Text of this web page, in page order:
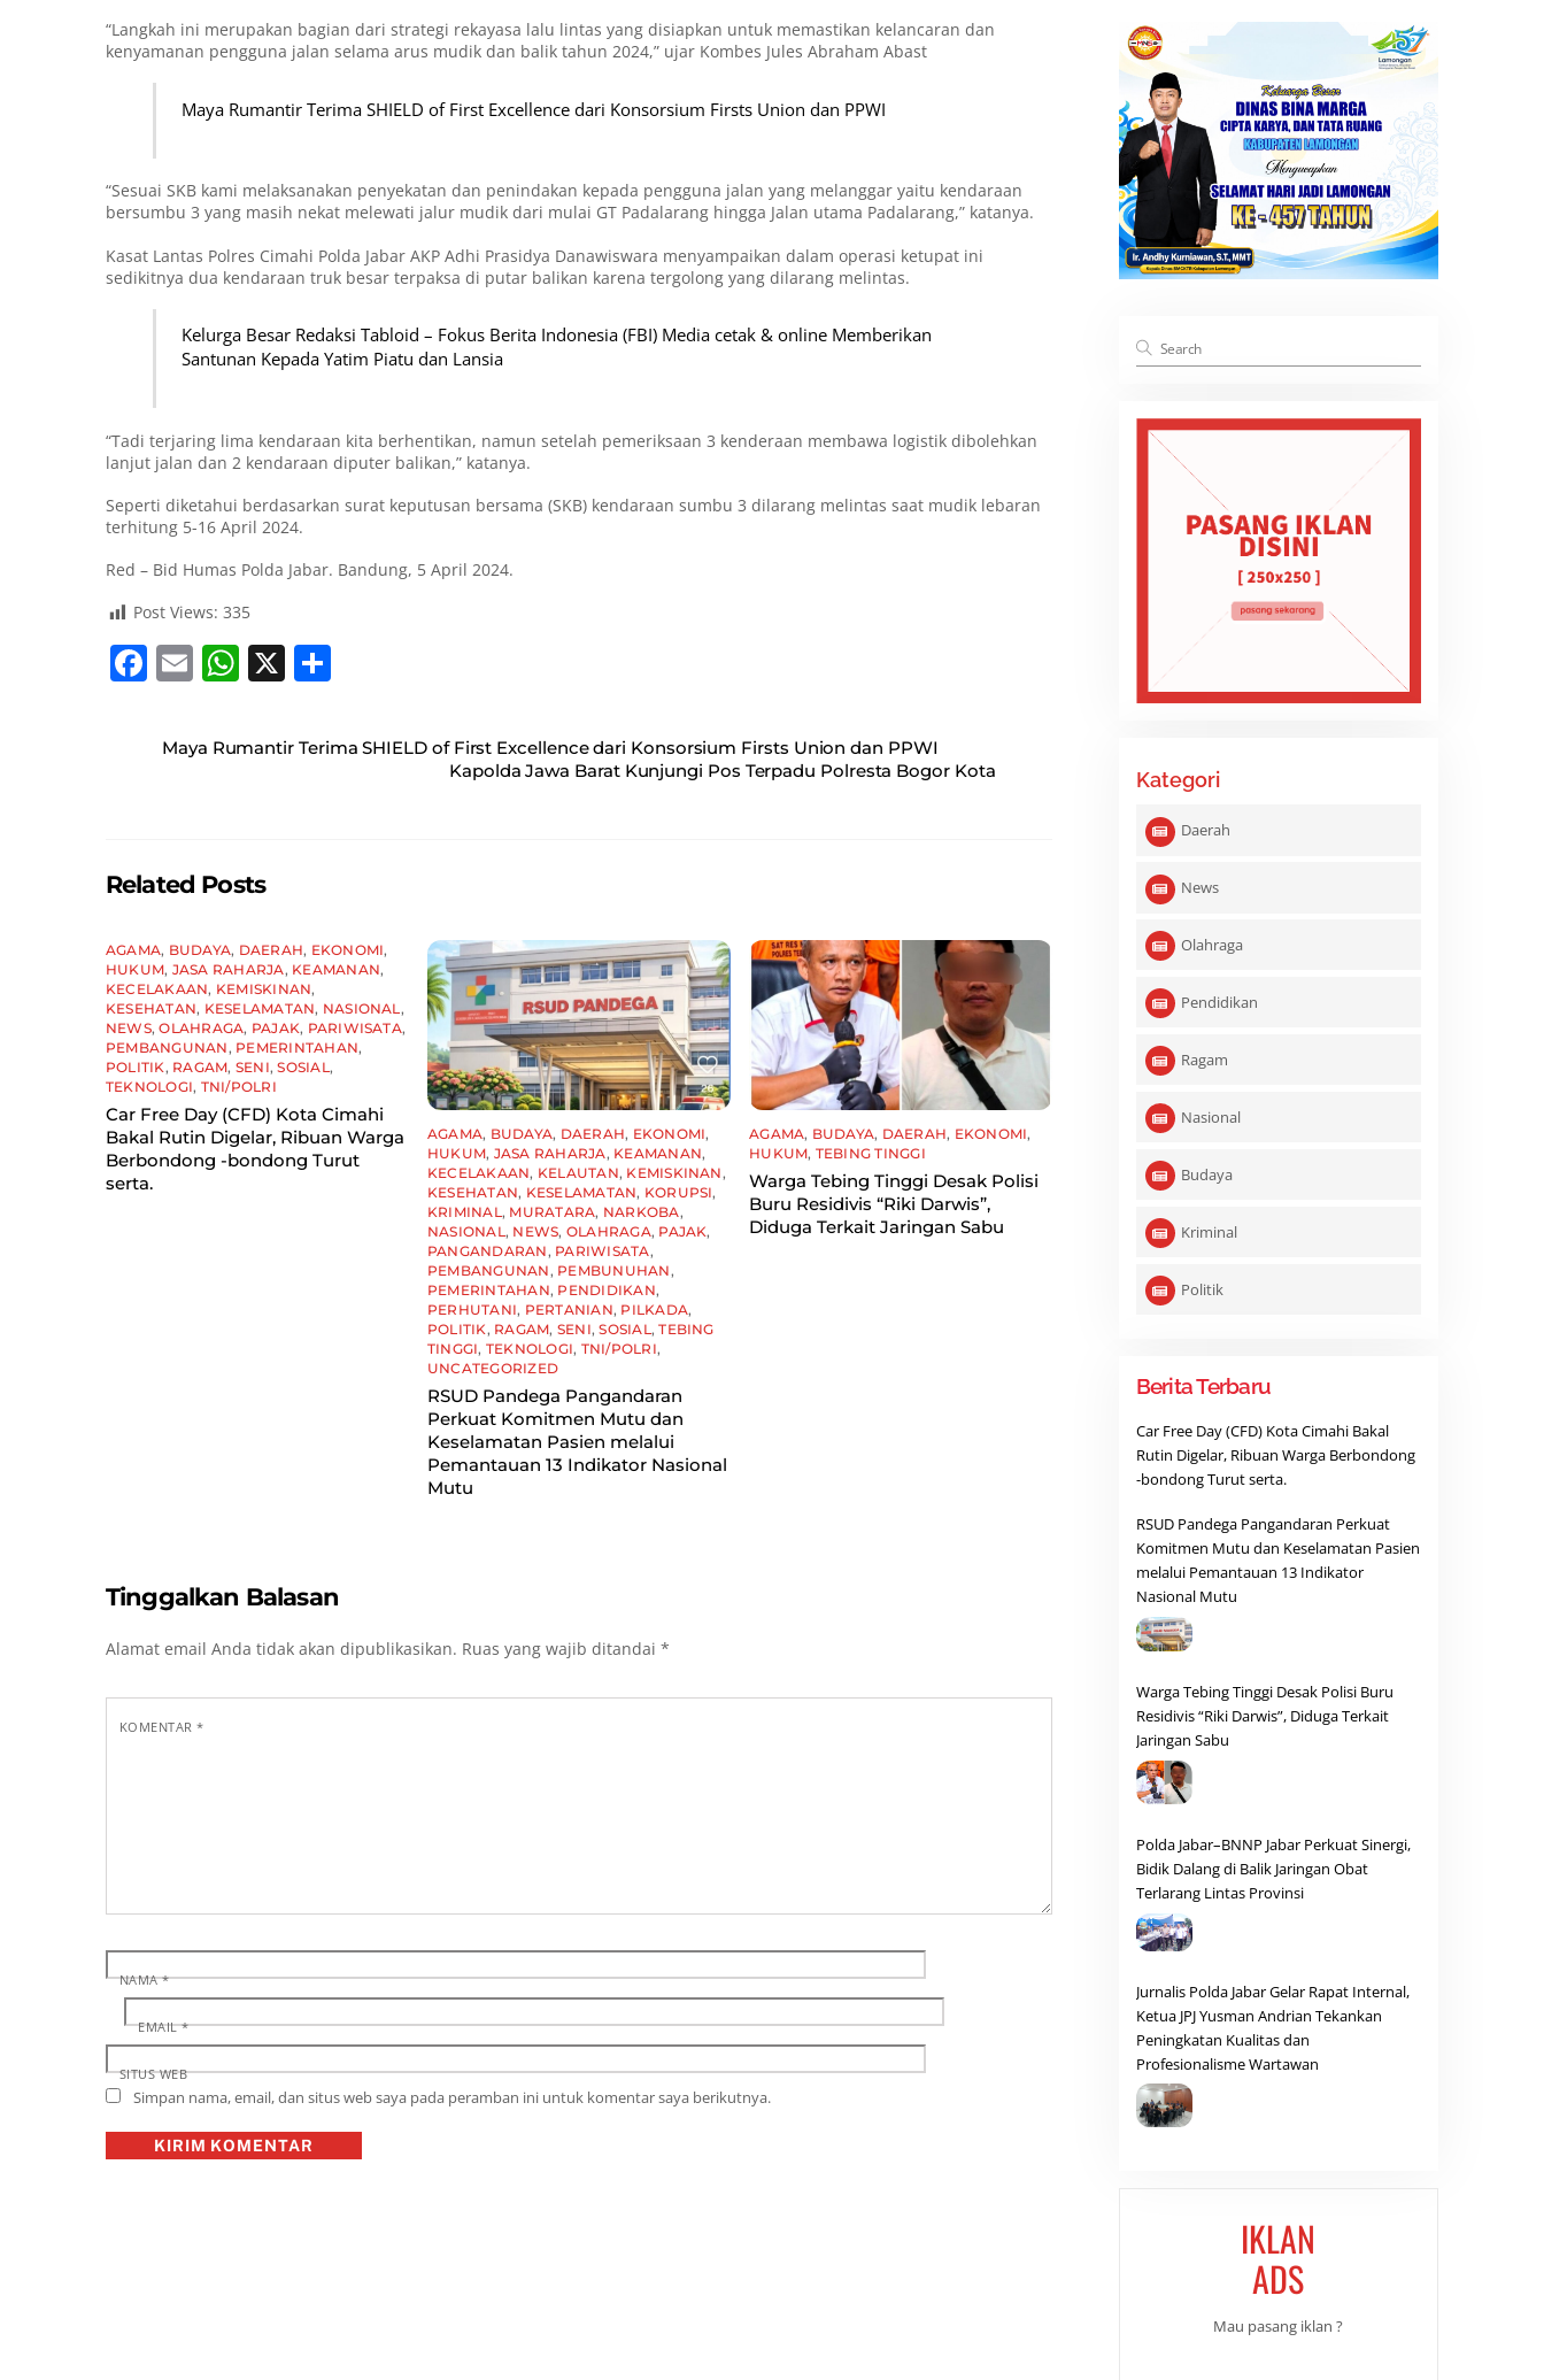
“Langkah ini merupakan bagian dari strategi rekayasa lalu lintas yang disiapkan untuk memastikan kelancaran dan
kenyamanan pengguna jalan selama arus mudik dan balik tahun 2024,” ujar Kombes Jules Abraham Abast
Maya Rumantir Terima SHIELD of First Excellence dari Konsorsium Firsts Union dan PPWI
“Sesuai SKB kami melaksanakan penyekatan dan penindakan kepada pengguna jalan yang melanggar yaitu kendaraan
bersumbu 3 yang masih nekat melewati jalur mudik dari mulai GT Padalarang hingga Jalan utama Padalarang,” katanya.
Kasat Lantas Polres Cimahi Polda Jabar AKP Adhi Prasidya Danawiswara menyampaikan dalam operasi ketupat ini
sedikitnya dua kendaraan truk besar terpaksa di putar balikan karena tergolong yang dilarang melintas.
Kelurga Besar Redaksi Tabloid – Fokus Berita Indonesia (FBI) Media cetak & online Memberikan
Santunan Kepada Yatim Piatu dan Lansia
“Tadi terjaring lima kendaraan kita berhentikan, namun setelah pemeriksaan 3 kenderaan membawa logistik dibolehkan
lanjut jalan dan 2 kendaraan diputer balikan,” katanya.
Seperti diketahui berdasarkan surat keputusan bersama (SKB) kendaraan sumbu 3 dilarang melintas saat mudik lebaran
terhitung 5-16 April 2024.
Red – Bid Humas Polda Jabar. Bandung, 5 April 2024.
Post Views: 335
F
c
o
E
ai
l
W
at
p
X
ar
Maya Rumantir Terima SHIELD of First Excellence dari Konsorsium Firsts Union dan PPWI
Kapolda Jawa Barat Kunjungi Pos Terpadu Polresta Bogor Kota
Related Posts
AGAMA, BUDAYA, DAERAH, EKONOMI,
HUKUM, JASA RAHARJA, KEAMANAN,
KECELAKAAN, KEMISKINAN,
KESEHATAN, KESELAMATAN, NASIONAL,
NEWS,OLAHRAGA, PAJAK, PARIWISATA,
PEMBANGUNAN, PEMERINTAHAN,
POLITIK, RAGAM, SENI,SOSIAL,
TEKNOLOGI, TNI/POLRI
Car Free Day (CFD) Kota Cimahi
Bakal Rutin Digelar, Ribuan Warga
Berbondong -bondong Turut
serta.
AGAMA, BUDAYA, DAERAH, EKONOMI,
HUKUM, JASA RAHARJA, KEAMANAN,
KECELAKAAN, KELAUTAN, KEMISKINAN ,
KESEHATAN, KESELAMATAN, KORUPSI,
KRIMINAL , MURATARA, NARKOBA,
NASIONAL , NEWS, OLAHRAGA, PAJAK,
PANGANDARAN , PARIWISATA,
PEMBANGUNAN , PEMBUNUHAN ,
PEMERINTAHAN, PENDIDIKAN,
PERHUTANI, PERTANIAN, PILKADA,
POLITIK , RAGAM, SENI,SOSIAL ,TEBING
TINGGI, TEKNOLOGI, TNI/POLRI,
UNCATEGORIZED
RSUD Pandega Pangandaran
Perkuat Komitmen Mutu dan
Keselamatan Pasien melalui
Pemantauan 13 Indikator Nasional
Mutu
AGAMA, BUDAYA, DAERAH, EKONOMI,
HUKUM, TEBING TINGGI
Warga Tebing Tinggi Desak Polisi
Buru Residivis “Riki Darwis”,
Diduga Terkait Jaringan Sabu
Tinggalkan Balasan
Alamat email Anda tidak akan dipublikasikan. Ruas yang wajib ditandai *
KOMENTAR*
NAMA*
EMAIL*
SITUS WEB
Simpan nama, email, dan situs web saya pada peramban ini untuk komentar saya berikutnya.
Kategori
Daerah
News
Olahraga
Pendidikan
Ragam
Nasional
Budaya
Kriminal
Politik
Berita Terbaru
Car Free Day (CFD) Kota Cimahi Bakal
Rutin Digelar, Ribuan Warga Berbondong
-bondong Turut serta.
RSUD Pandega Pangandaran Perkuat
Komitmen Mutu dan Keselamatan Pasien
melalui Pemantauan 13 Indikator
Nasional Mutu
Warga Tebing Tinggi Desak Polisi Buru
Residivis “Riki Darwis”, Diduga Terkait
Jaringan Sabu
Polda Jabar–BNNP Jabar Perkuat Sinergi,
Bidik Dalang di Balik Jaringan Obat
Terlarang Lintas Provinsi
Jurnalis Polda Jabar Gelar Rapat Internal,
Ketua JPJ Yusman Andrian Tekankan
Peningkatan Kualitas dan
Profesionalisme Wartawan
IKLAN
ADS
Mau pasang iklan ?